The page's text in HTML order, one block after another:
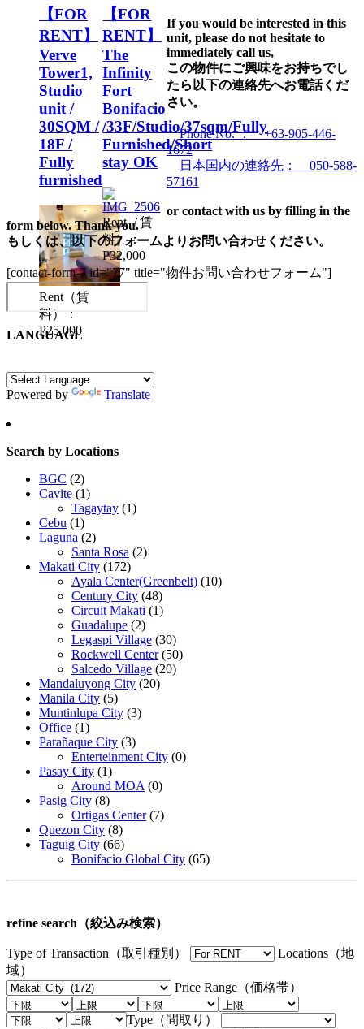
【FOR
RENT】
Verve
Tower1,
Studio
unit /
30SQM /
18F /
Fully
furnished
Rent（賃
料）：
P25,000
【FOR
RENT】
The
Infinity
Fort
Bonifacio
/33F/Studio/37sqm/Fully
Furnished/Short
stay OK
Rent（賃
料）：
P32,000
If you would be interested in this
unit, please do not hesitate to
immediately call us,
この物件にご興味をお持ちでし
たら以下の連絡先へお電話くだ
さい。
Phone No. ： +63-905-446-
1672
日本国内の連絡先： 050-588-
57161
or contact with us by filling in the
form below. Thank you.
もしくは、以下のフォームよりお問い合わせください。
[contact-form-7 id="77" title="物件お問い合わせフォーム"]
LANGUAGE
Powered by Translate
Search by Locations
BGC (2)
Cavite (1)
Tagaytay (1)
Cebu (1)
Laguna (2)
Santa Rosa (2)
Makati City (172)
Ayala Center(Greenbelt) (10)
Century City (48)
Circuit Makati (1)
Guadalupe (2)
Legaspi Village (30)
Rockwell Center(50)
Salcedo Village (20)
Mandaluyong City (20)
Manila City (5)
Muntinlupa City (3)
Office (1)
Parañaque City (3)
Enterteinment City (0)
Pasay City (1)
Around MOA (0)
Pasig City (8)
Ortigas Center(7)
Quezon City (8)
Taguig City (66)
Bonifacio Global City (65)
refine search（絞込み検索）
Type of Transaction（取引種別）
Locations（地
域）
Price Range（価格帯）
Type（間取り）